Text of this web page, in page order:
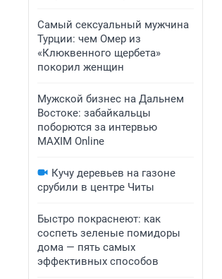
Самый сексуальный мужчина
Турции: чем Омер из
«Клюквенного щербета»
покорил женщин
Мужской бизнес на Дальнем
Востоке: забайкальцы
поборются за интервью
MAXIM Online
Кучу деревьев на газоне
срубили в центре Читы
Быстро покраснеют: как
соспеть зеленые помидоры
дома — пять самых
эффективных способов